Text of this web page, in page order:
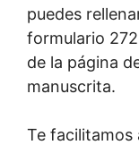
puedes
formulario
de la página
manuscrita.
Te facilitamos